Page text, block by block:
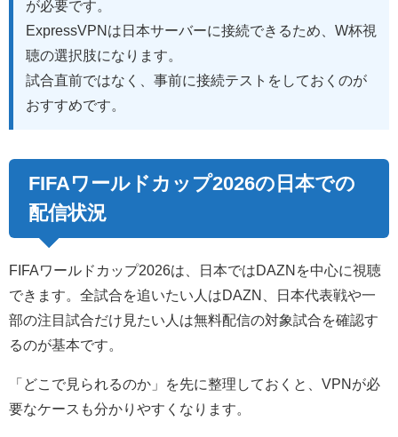
が必要です。
ExpressVPNは日本サーバーに接続できるため、W杯視
聴の選択肢になります。
試合直前ではなく、事前に接続テストをしておくのが
おすすめです。
FIFAワールドカップ2026の日本での
配信状況
FIFAワールドカップ2026は、日本ではDAZNを中心に視聴
できます。全試合を追いたい人はDAZN、日本代表戦や一
部の注目試合だけ見たい人は無料配信の対象試合を確認す
るのが基本です。
「どこで見られるのか」を先に整理しておくと、VPNが必
要なケースも分かりやすくなります。